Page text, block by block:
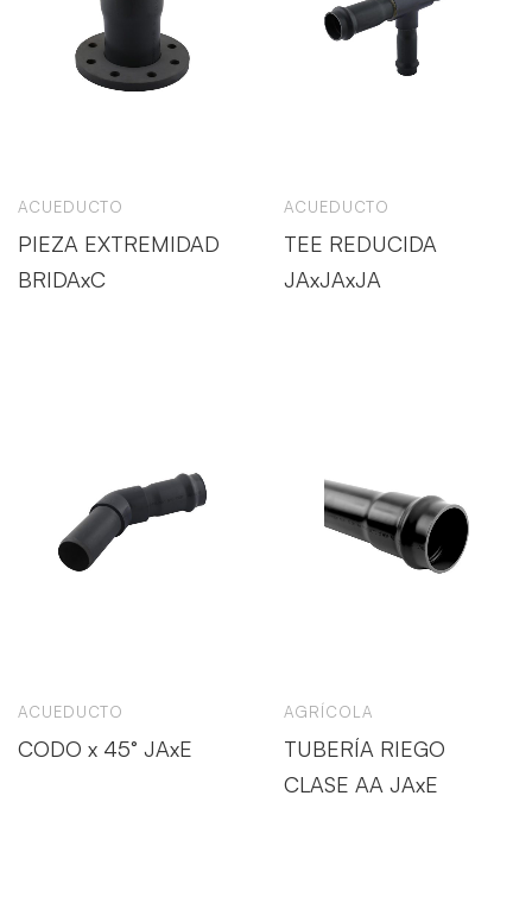
ACUEDUCTO
PIEZA EXTREMIDAD
BRIDAxC
ACUEDUCTO
TEE REDUCIDA
JAxJAxJA
ACUEDUCTO
CODO x 45° JAxE
AGRÍCOLA
TUBERÍA RIEGO
CLASE AA JAxE